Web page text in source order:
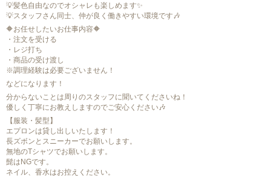
💡髪色自由なのでオシャレも楽しめます✨
💡スタッフさん同士、仲が良く働きやすい環境です🎶
🔶お任せしたいお仕事内容🔶
・注文を受ける
・レジ打ち
・商品の受け渡し
※調理経験は必要ございません！
などになります！
分からないことは周りのスタッフに聞いてくださいね！
優しく丁寧にお教えしますのでご安心ください🎶
【服装・髪型】
エプロンは貸し出しいたします！
長ズボンとスニーカーでお願いします。
無地のTシャツでお願いします。
髭はNGです。
ネイル、香水はお控えください。